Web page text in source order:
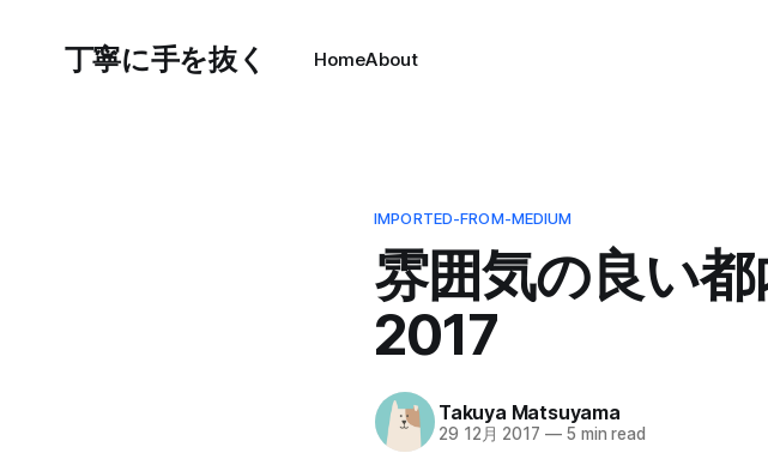
丁寧に手を抜く HomeAbout
IMPORTED-FROM-MEDIUM
雰囲気の良い
2017
Takuya Matsuyama
29 12月 2017 —5 min read